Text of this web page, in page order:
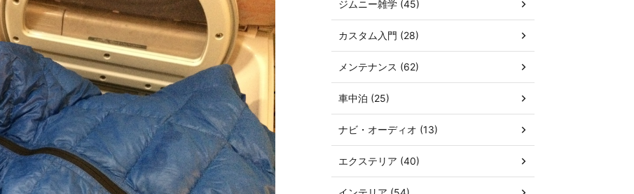
ジムニー雑学 (45)
カスタム入門 (28)
メンテナンス (62)
車中泊 (25)
ナビ・オーディオ (13)
エクステリア (40)